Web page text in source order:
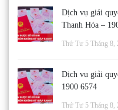
Dịch vụ giải
Thanh Hóa –
Thứ Tư 5 Tháng 8,
Dịch vụ giải
1900 6574
Thứ Tư 5 Tháng 8,